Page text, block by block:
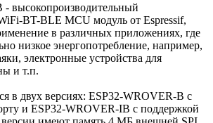
высокопроизводительный
BT-BLE MCU модуль от Espressif,
в различных приложениях, где
низкое энергопотребление, например,
электронные устройства для
и т.п.
в двух версиях: ESP32-WROVER-B c
и ESP32-WROVER-IB с поддержкой